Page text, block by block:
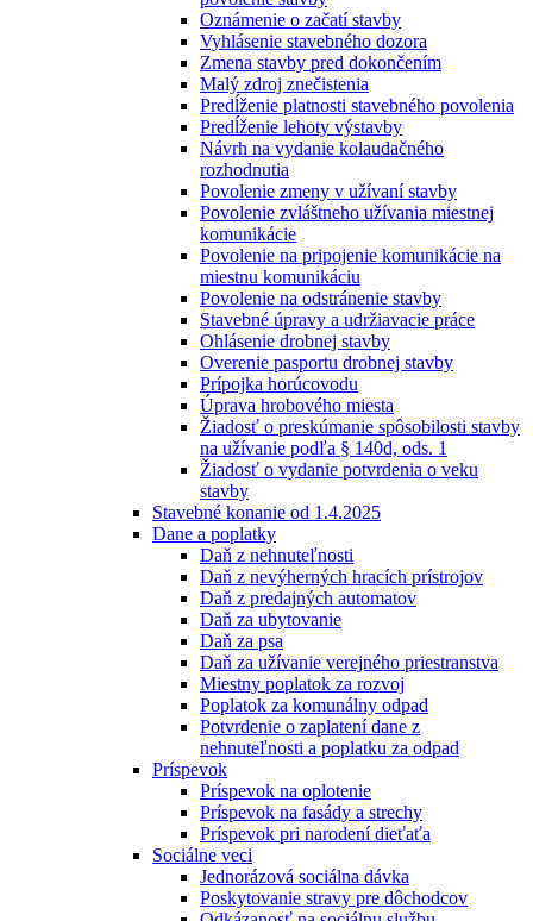
Oznámenie o začatí stavby
Vyhlásenie stavebného dozora
Zmena stavby pred dokončením
Malý zdroj znečistenia
Predĺženie platnosti stavebného povolenia
Predĺženie lehoty výstavby
Návrh na vydanie kolaudačného
rozhodnutia
Povolenie zmeny v užívaní stavby
Povolenie zvláštneho užívania miestnej
komunikácie
Povolenie na pripojenie komunikácie na
miestnu komunikáciu
Povolenie na odstránenie stavby
Stavebné úpravy a udržiavacie práce
Ohlásenie drobnej stavby
Overenie pasportu drobnej stavby
Prípojka horúcovodu
Úprava hrobového miesta
Žiadosť o preskúmanie spôsobilosti stavby
na užívanie podľa § 140d, ods. 1
Žiadosť o vydanie potvrdenia o veku
stavby
Stavebné konanie od 1.4.2025
Dane a poplatky
Daň z nehnuteľnosti
Daň z nevýherných hracích prístrojov
Daň z predajných automatov
Daň za ubytovanie
Daň za psa
Daň za užívanie verejného priestranstva
Miestny poplatok za rozvoj
Poplatok za komunálny odpad
Potvrdenie o zaplatení dane z
nehnuteľnosti a poplatku za odpad
Príspevok
Príspevok na oplotenie
Príspevok na fasády a strechy
Príspevok pri narodení dieťaťa
Sociálne veci
Jednorázová sociálna dávka
Poskytovanie stravy pre dôchodcov